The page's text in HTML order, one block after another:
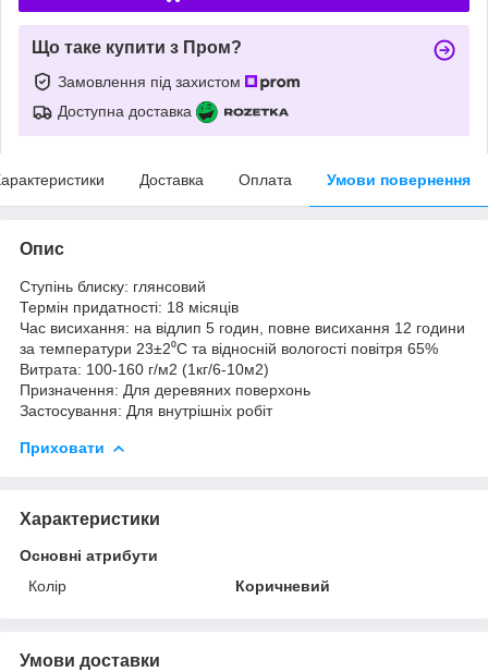
Що таке купити з Пром?
Замовлення під захистом
Доступна доставка
Доставка Оплата Умови повернення
Опис
Ступінь блиску: глянсовий
Термін придатності: 18 місяців
Час висихання: на відлип 5 годин, повне висихання 12 години
за температури 23±2⁰С та відносній вологості повітря 65%
Витрата: 100-160 г/м2 (1кг/6-10м2)
Призначення: Для деревяних поверхонь
Застосування: Для внутрішніх робіт
Приховати
Характеристики
Основні атрибути
Колір
Коричневий
Умови доставки